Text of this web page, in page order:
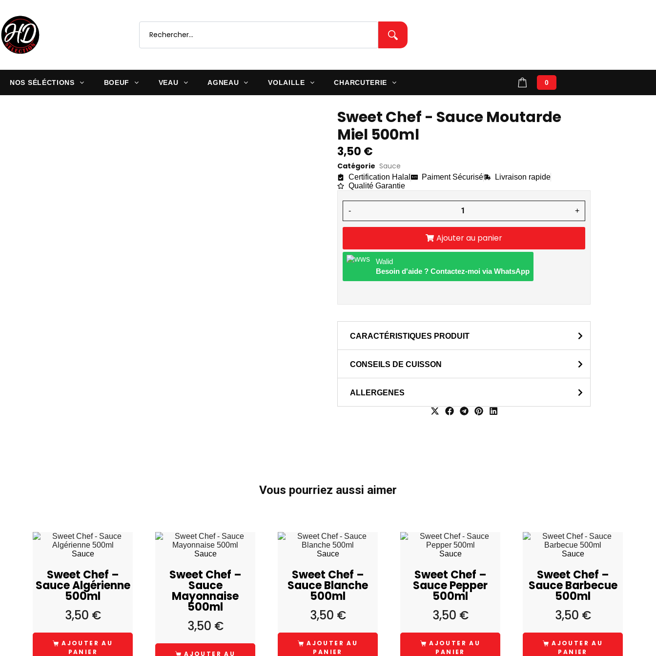
NOS SÉLÉCTIONS BOEUF VEAU AGNEAU VOLAILLE CHARCUTERIE 0
Sweet Chef - Sauce Moutarde
Miel 500ml
3,50 €
Catégorie Sauce
Certification Halal Paiment Sécurisé
Livraison rapide
Qualité Garantie
- +
Ajouter au panier
Walid
Besoin d'aide ? Contactez-moi via WhatsApp
CARACTÉRISTIQUES PRODUIT
CONSEILS DE CUISSON
ALLERGENES
Vous pourriez aussi aimer
Sauce
Sweet Chef –
Sauce Algérienne
500ml
3,50 €
AJOUTER AU
PANIER
Sauce
Sweet Chef –
Sauce
Mayonnaise
500ml
3,50 €
AJOUTER AU
Sauce
Sweet Chef –
Sauce Blanche
500ml
3,50 €
AJOUTER AU
PANIER
Sauce
Sweet Chef –
Sauce Pepper
500ml
3,50 €
AJOUTER AU
PANIER
Sauce
Sweet Chef –
Sauce Barbecue
500ml
3,50 €
AJOUTER AU
PANIER